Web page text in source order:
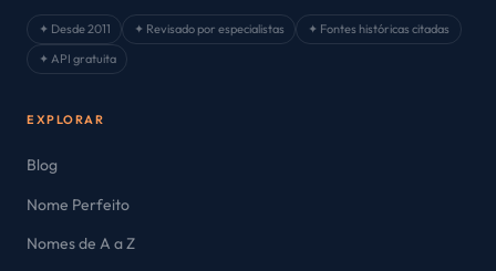
✦ Desde 2011 ✦ Revisado por especialistas
✦ Fontes históricas citadas
✦ API gratuita
EXPLORAR
Blog
Nome Perfeito
Nomes de A a Z